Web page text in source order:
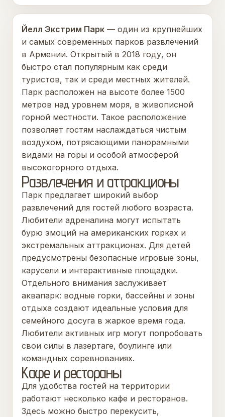
Йелл Экстрим Парк — один из крупнейших
и самых современных парков развлечений
в Армении. Открытый в 2018 году, он
быстро стал популярным как среди
туристов, так и среди местных жителей.
Парк расположен на высоте более 1500
метров над уровнем моря, в живописной
горной местности. Такое расположение
позволяет гостям наслаждаться чистым
воздухом, потрясающими панорамными
видами на горы и особой атмосферой
высокогорного отдыха.
Развлечения и аттракционы
Парк предлагает широкий выбор
развлечений для гостей любого возраста.
Любители адреналина могут испытать
бурю эмоций на американских горках и
экстремальных аттракционах. Для детей
предусмотрены безопасные игровые зоны,
карусели и интерактивные площадки.
Отдельного внимания заслуживает
аквапарк: водные горки, бассейны и зоны
отдыха создают идеальные условия для
семейного досуга в жаркое время года.
Любители активных игр могут попробовать
свои силы в лазертаге, боулинге или
командных соревнованиях.
Кафе и рестораны
Для удобства гостей на территории
работают несколько кафе и ресторанов.
Здесь можно быстро перекусить,